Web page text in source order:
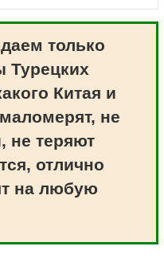
только
Турецких
Китая и
не
не теряют
отлично
на любую